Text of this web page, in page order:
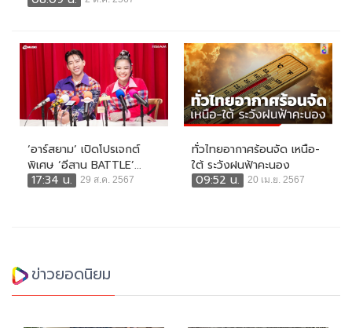
‘อาร์สยาม’ เปิดโปรเจกต์
พิเศษ ‘อีสาน BATTLE’...
17:34 น.
29 ส.ค. 2567
ทั่วไทยอากาศร้อนจัด เหนือ-
ใต้ ระวังฝนฟ้าคะนอง
09:52 น.
20 เม.ย. 2567
ข่าวยอดนิยม